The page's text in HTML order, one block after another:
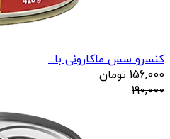
کنسرو سس ماکارونی با...
156,000 تومان
190,000